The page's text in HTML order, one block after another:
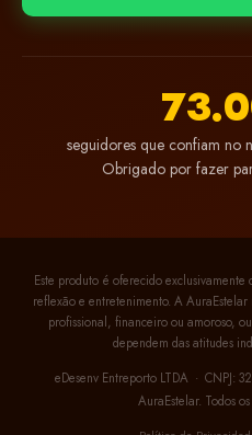
seguidores que confiam no
Obrigado por fazer
Este produto é oferecido
reflexão e entretenimento. A
profissional, financeiro ou amoroso,
dependem das atitudes
eDesenv Entreporto LTDA · CNPJ:
AuraEstelar. Todos